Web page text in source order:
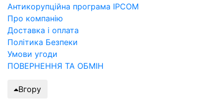
Антикорупційна програма IPCOM
Про компанію
Доставка і оплата
Політика Безпеки
Умови угоди
ПОВЕРНЕННЯ ТА ОБМІН
Вгору